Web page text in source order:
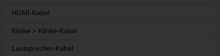
HDMI-Kabel
Klinke > Klinke-Kabel
Lautsprecher-Kabel